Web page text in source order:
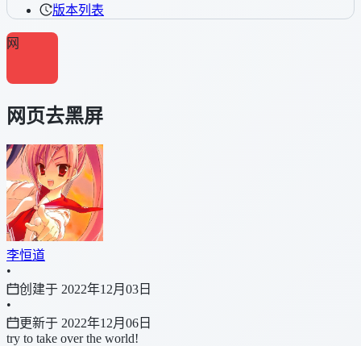
版本列表
网
网页去黑屏
李恒道
•
创建于 2022年12月03日
•
更新于 2022年12月06日
try to take over the world!